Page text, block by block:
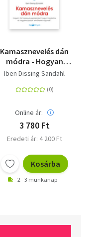
Kamasznevelés dán
módra - Hogyan
támogassuk
magabiztos és
felnőttekké váljanak?
Iben Dissing Sandahl
Online ár:
3 780 Ft
Eredeti ár: 4 200 Ft
Kosárba
2 - 3 munkanap